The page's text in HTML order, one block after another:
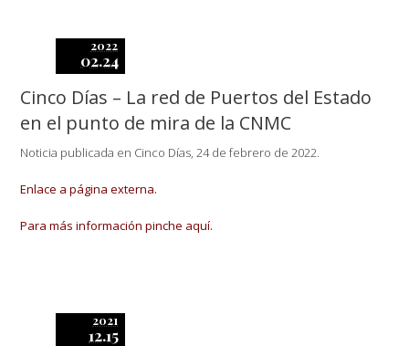
2022
02.24
Cinco Días – La red de Puertos del Estado
en el punto de mira de la CNMC
Noticia publicada en Cinco Días, 24 de febrero de 2022.
Enlace a página externa.
Para más información pinche aquí.
2021
12.15